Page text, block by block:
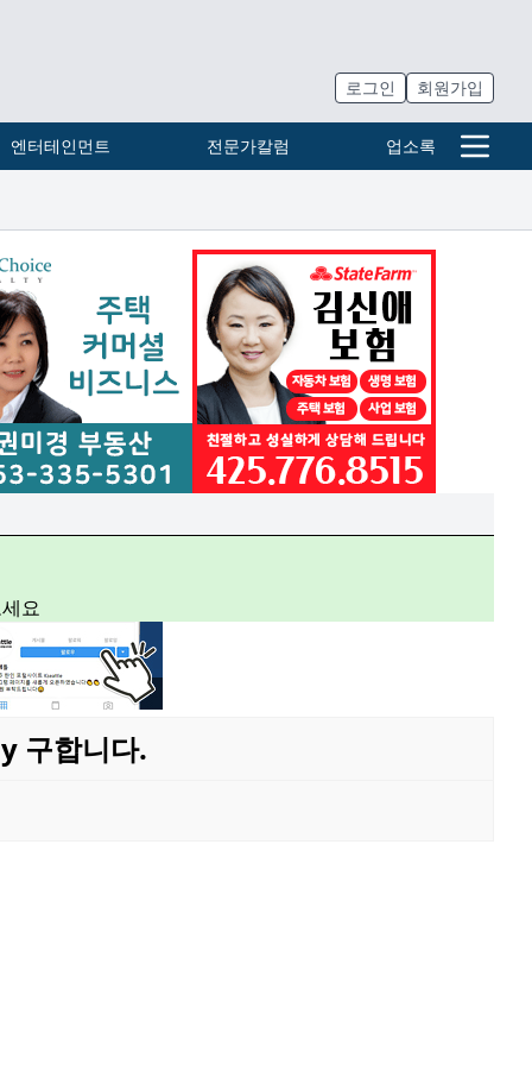
로그인 회원가입
엔터테인먼트 전문가칼럼 업소록
요
구합니다.